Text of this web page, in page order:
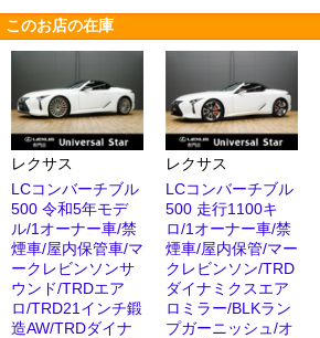
このお店の在庫
レクサス
LCコンバーチブル
500 令和5年モデ
ル/1オーナー車/禁
煙車/屋内保管車/マ
ークレビンソンサ
ウンド/TRDエア
ロ/TRD21インチ鍛
造AW/TRDダイナ
レクサス
LCコンバーチブル
500 走行1100キ
ロ/1オーナー車/禁
煙車/屋内保管/マー
クレビンソン/TRD
ダイナミクスエア
ロミラー/BLKラン
プガーニッシュ/オ